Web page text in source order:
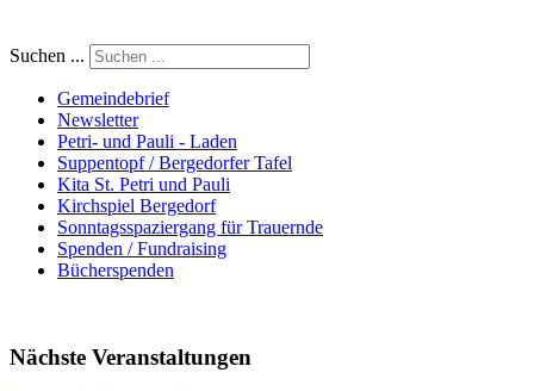
Suchen ...
Gemeindebrief
Newsletter
Petri- und Pauli - Laden
Suppentopf / Bergedorfer Tafel
Kita St. Petri und Pauli
Kirchspiel Bergedorf
Sonntagsspaziergang für Trauernde
Spenden / Fundraising
Bücherspenden
Nächste Veranstaltungen